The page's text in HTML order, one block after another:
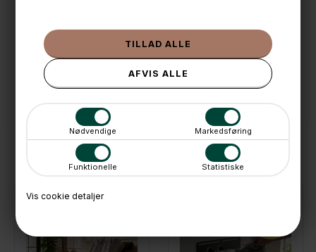
Nødvendige Markedsføring
Funktionelle Statistiske
Vis cookie detaljer
📦 Fragtfri v. køb over 999,- ellers fra 49,- med GLS
💳 Betal med
📱 Kundeservice 50446800 (9-12)
ANDRE IDÉER